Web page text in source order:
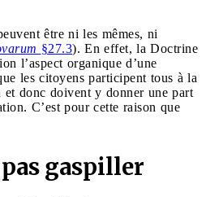
être ni les mêmes, ni
§27.3). En effet, la Doctrine
l’aspect organique d’une
les citoyens participent tous à la
et donc doivent y donner une part
C’est pour cette raison que
gaspiller